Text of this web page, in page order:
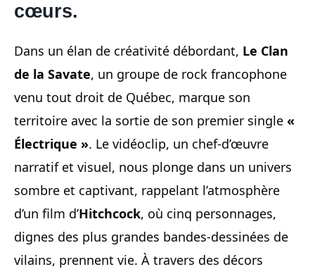
cœurs.
Dans un élan de créativité débordant, Le Clan
de la Savate, un groupe de rock francophone
venu tout droit de Québec, marque son
territoire avec la sortie de son premier single «
Électrique ». Le vidéoclip, un chef-d’œuvre
narratif et visuel, nous plonge dans un univers
sombre et captivant, rappelant l’atmosphère
d’un film d’Hitchcock, où cinq personnages,
dignes des plus grandes bandes-dessinées de
vilains, prennent vie. À travers des décors